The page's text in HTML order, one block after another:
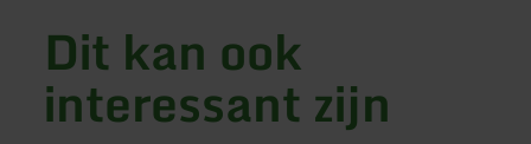
Dit kan ook
interessant zijn